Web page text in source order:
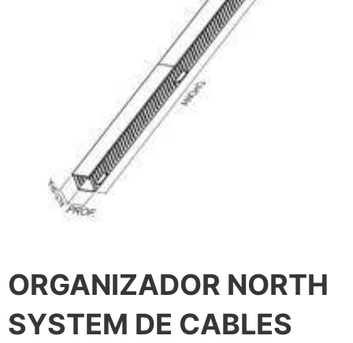
ORGANIZADOR NORTH
SYSTEM DE CABLES